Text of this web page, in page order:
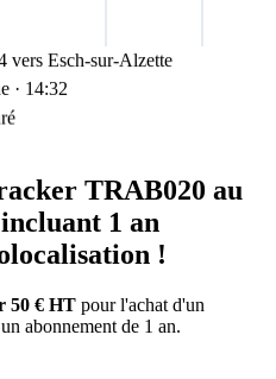
vers Esch-sur-Alzette
· 14:32
TRAB020 au
1 an
!
50 € HT pour l'achat d'un
abonnement de 1 an.